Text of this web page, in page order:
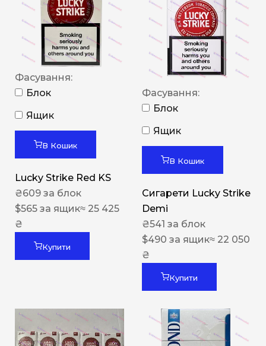
Фасування:
Блок
Ящик
В Кошик
Lucky Strike Red KS
₴609 за блок
$565 за ящик≈ 25 425
₴
Купити
Фасування:
Блок
Ящик
В Кошик
Сигарети Lucky Strike
Demi
₴541 за блок
$490 за ящик≈ 22 050
₴
Купити